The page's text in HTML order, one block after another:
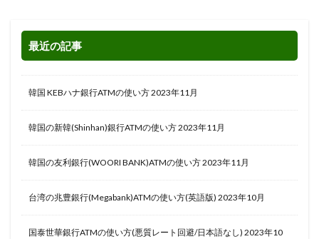
最近の記事
韓国 KEBハナ銀行ATMの使い方 2023年11月
韓国の新韓(Shinhan)銀行ATMの使い方 2023年11月
韓国の友利銀行(WOORI BANK)ATMの使い方 2023年11月
台湾の兆豊銀行(Megabank)ATMの使い方(英語版) 2023年10月
国泰世華銀行ATMの使い方(悪質レート回避/日本語なし) 2023年10